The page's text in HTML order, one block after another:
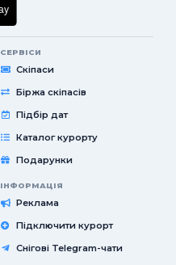
СЕРВІСИ
Скіпаси
Біржа скіпасів
Підбір дат
Каталог курорту
Подарунки
ІНФОРМАЦІЯ
Реклама
Підключити курорт
Снігові Telegram-чати